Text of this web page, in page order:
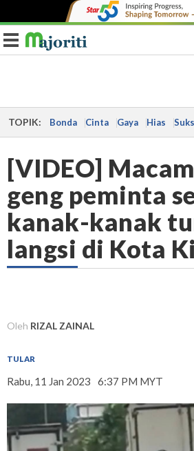
Toggle navigation
TOPIK: Bonda Cinta Gaya Hias
[VIDEO]
geng peminta
kanak-kanak
langsi di Kota
Oleh RIZAL ZAINAL
TULAR
Rabu, 11 Jan 2023 6:37 PM MYT